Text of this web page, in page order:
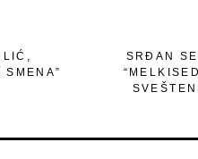
SMENA”
SRĐAN